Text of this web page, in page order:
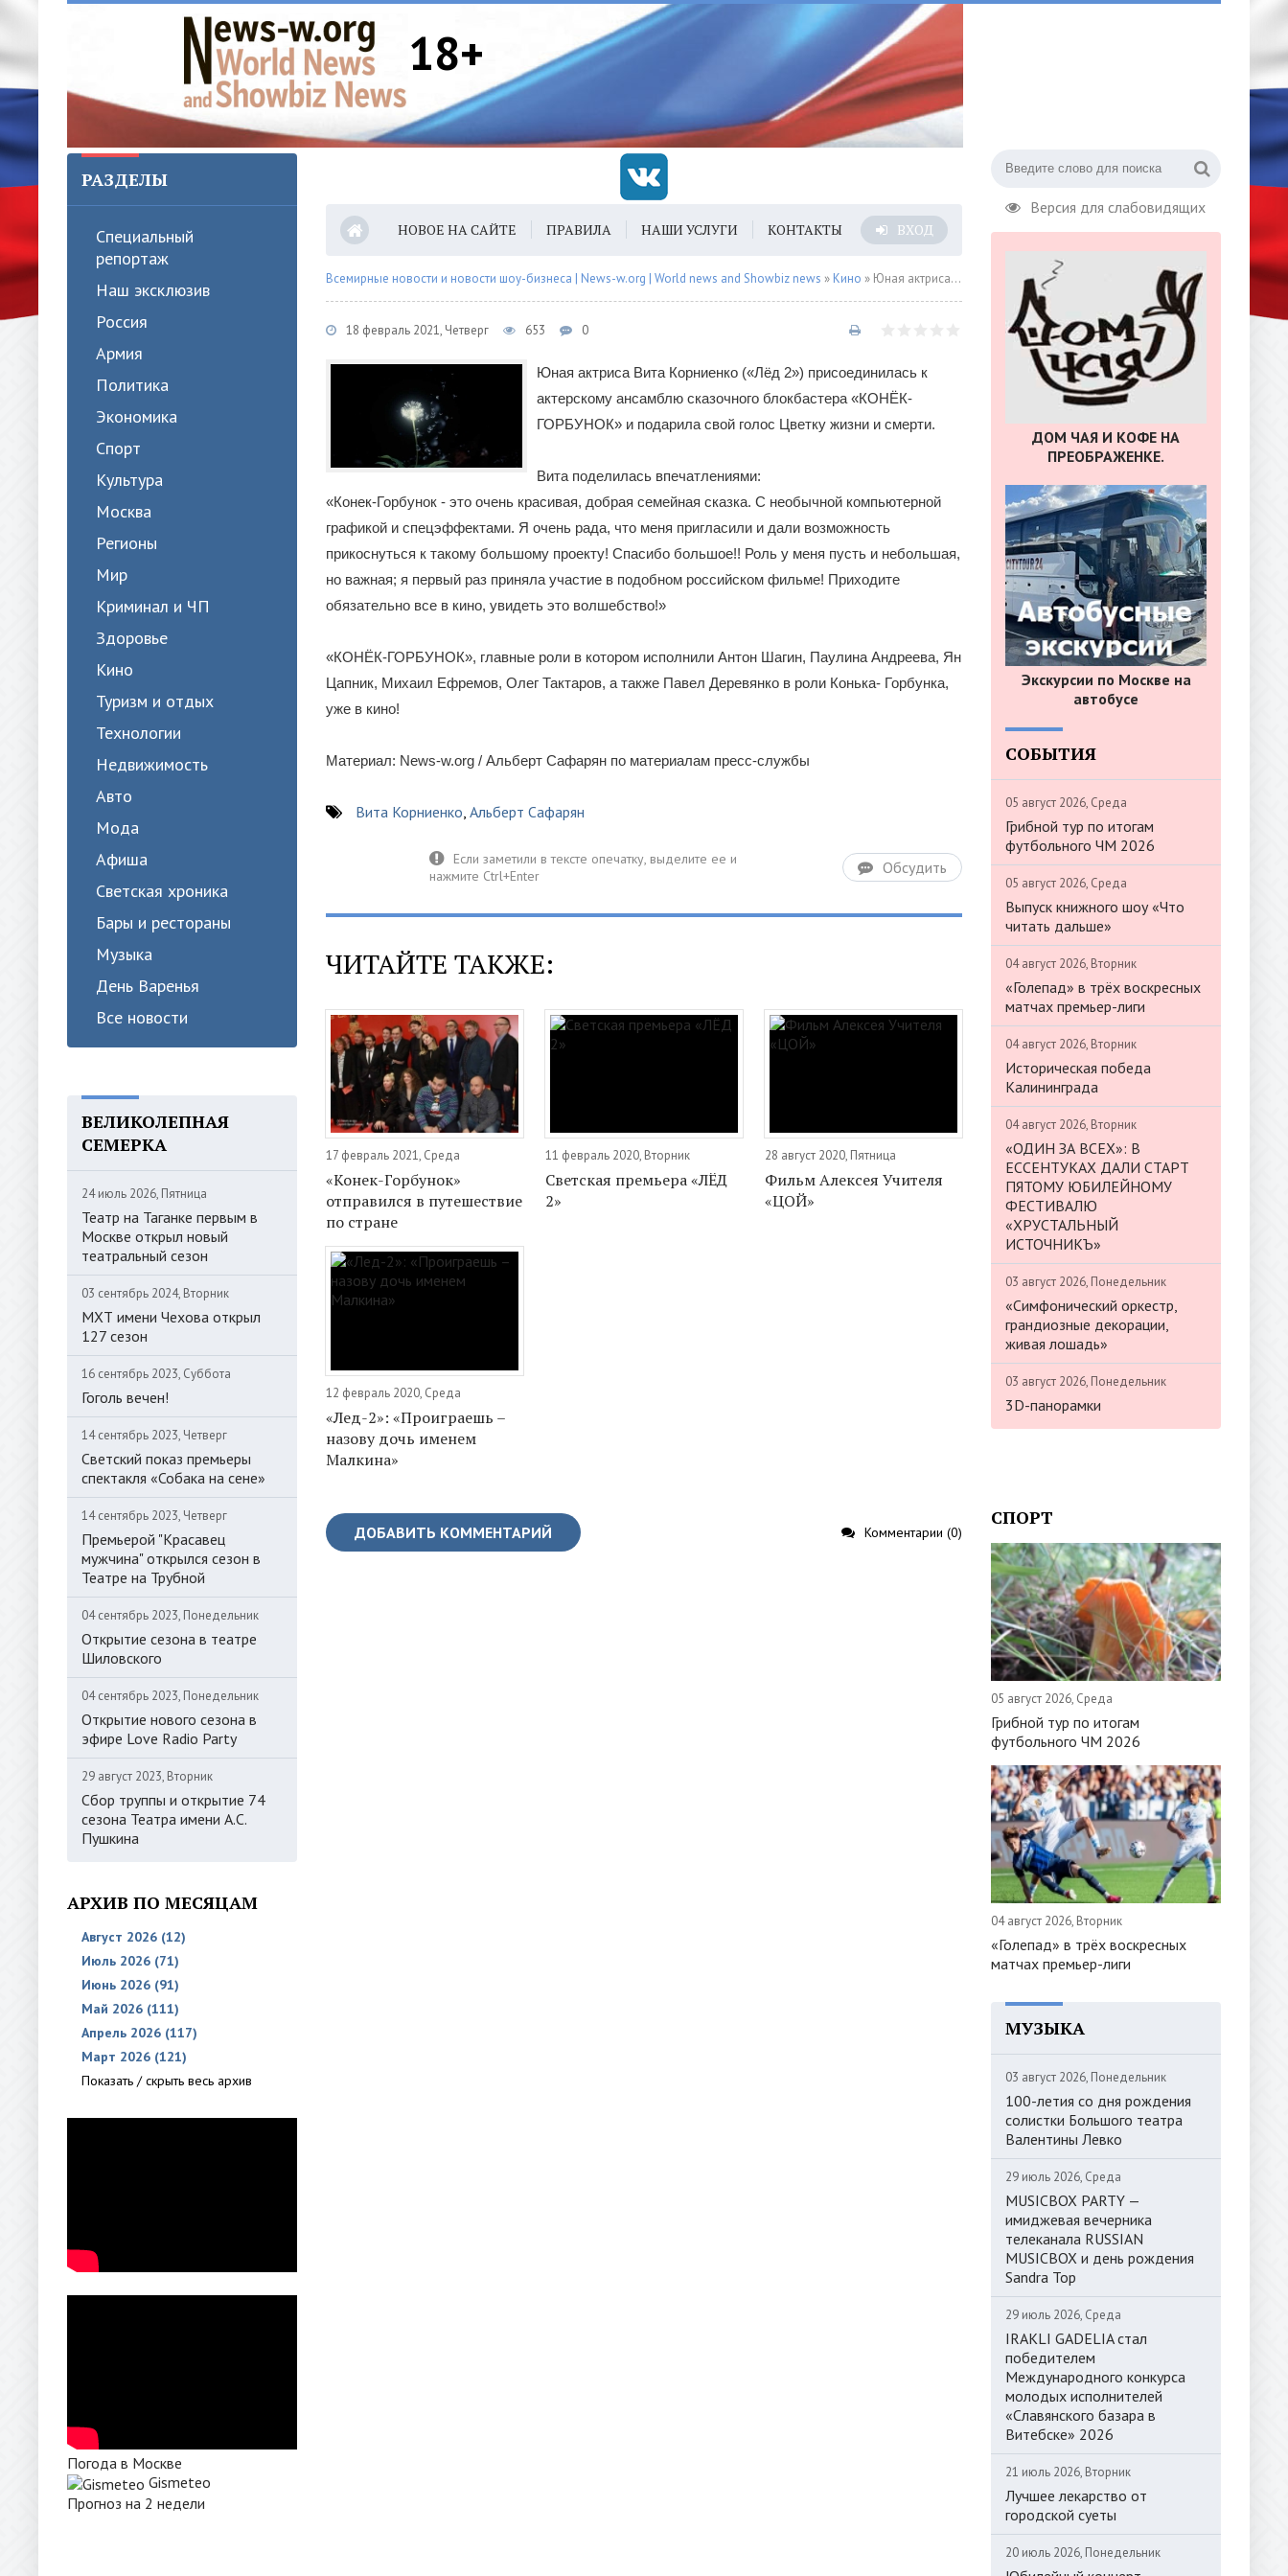
18+
Версия для слабовидящих
РАЗДЕЛЫ
Специальный
репортаж
Наш эксклюзив
Россия
Армия
Политика
Экономика
Спорт
Культура
Москва
Регионы
Мир
Криминал и ЧП
Здоровье
Кино
Туризм и отдых
Технологии
Недвижимость
Авто
Мода
Афиша
Светская хроника
Бары и рестораны
Музыка
День Варенья
Все новости
ВЕЛИКОЛЕПНАЯ
СЕМЕРКА
24 июль 2026, Пятница
Театр на Таганке первым в
Москве открыл новый
театральный сезон
03 сентябрь 2024, Вторник
МХТ имени Чехова открыл
127 сезон
16 сентябрь 2023, Суббота
Гоголь вечен!
14 сентябрь 2023, Четверг
Светский показ премьеры
спектакля «Собака на сене»
14 сентябрь 2023, Четверг
Премьерой "Красавец
мужчина" открылся сезон в
Театре на Трубной
04 сентябрь 2023, Понедельник
Открытие сезона в театре
Шиловского
04 сентябрь 2023, Понедельник
Открытие нового сезона в
эфире Love Radio Party
29 август 2023, Вторник
Сбор труппы и открытие 74
сезона Театра имени А.С.
Пушкина
АРХИВ ПО МЕСЯЦАМ
Август 2026 (12)
Июль 2026 (71)
Июнь 2026 (91)
Май 2026 (111)
Апрель 2026 (117)
Март 2026 (121)
Показать / скрыть весь архив
Погода в Москве
Gismeteo
Прогноз на 2 недели
НОВОЕ НА САЙТЕ ПРАВИЛА НАШИ УСЛУГИ КОНТАКТЫ ВХОД
Всемирные новости и новости шоу-бизнеса | News-w.org | World news and Showbiz news » Кино » Юная актриса Вита Корниенко подарила свой голос Цветку жизни и смерти
18 февраль 2021, Четверг 653 0
Юная актриса Вита Корниенко («Лёд 2») присоединилась к
актерскому ансамблю сказочного блокбастера «КОНЁК-
ГОРБУНОК» и подарила свой голос Цветку жизни и смерти.
Вита поделилась впечатлениями:
«Конек-Горбунок - это очень красивая, добрая семейная сказка. С необычной компьютерной
графикой и спецэффектами. Я очень рада, что меня пригласили и дали возможность
прикоснуться к такому большому проекту! Спасибо большое!! Роль у меня пусть и небольшая,
но важная; я первый раз приняла участие в подобном российском фильме! Приходите
обязательно все в кино, увидеть это волшебство!»
«КОНЁК-ГОРБУНОК», главные роли в котором исполнили Антон Шагин, Паулина Андреева, Ян
Цапник, Михаил Ефремов, Олег Тактаров, а также Павел Деревянко в роли Конька- Горбунка,
уже в кино!
Материал: News-w.org / Альберт Сафарян по материалам пресс-службы
Вита Корниенко, Альберт Сафарян
Обсудить
ЧИТАЙТЕ ТАКЖЕ:
17 февраль 2021, Среда
«Конек-Горбунок»
отправился в путешествие
по стране
11 февраль 2020, Вторник
Светская премьера «ЛЁД
2»
28 август 2020, Пятница
Фильм Алексея Учителя
«ЦОЙ»
12 февраль 2020, Среда
«Лед-2»: «Проиграешь –
назову дочь именем
Малкина»
ДОБАВИТЬ КОММЕНТАРИЙ Комментарии (0)
ДОМ ЧАЯ И КОФЕ НА
ПРЕОБРАЖЕНКЕ.
Экскурсии по Москве на
автобусе
СОБЫТИЯ
05 август 2026, Среда
Грибной тур по итогам
футбольного ЧМ 2026
05 август 2026, Среда
Выпуск книжного шоу «Что
читать дальше»
04 август 2026, Вторник
«Голепад» в трёх воскресных
матчах премьер-лиги
04 август 2026, Вторник
Историческая победа
Калининграда
04 август 2026, Вторник
«ОДИН ЗА ВСЕХ»: В
ЕССЕНТУКАХ ДАЛИ СТАРТ
ПЯТОМУ ЮБИЛЕЙНОМУ
ФЕСТИВАЛЮ
«ХРУСТАЛЬНЫЙ
ИСТОЧНИКЪ»
03 август 2026, Понедельник
«Симфонический оркестр,
грандиозные декорации,
живая лошадь»
03 август 2026, Понедельник
3D-панорамки
СПОРТ
05 август 2026, Среда
Грибной тур по итогам
футбольного ЧМ 2026
04 август 2026, Вторник
«Голепад» в трёх воскресных
матчах премьер-лиги
МУЗЫКА
03 август 2026, Понедельник
100-летия со дня рождения
солистки Большого театра
Валентины Левко
29 июль 2026, Среда
MUSICBOX PARTY —
имиджевая вечерника
телеканала RUSSIAN
MUSICBOX и день рождения
Sandra Top
29 июль 2026, Среда
IRAKLI GADELIA стал
победителем
Международного конкурса
молодых исполнителей
«Славянского базара в
Витебске» 2026
21 июль 2026, Вторник
Лучшее лекарство от
городской суеты
20 июль 2026, Понедельник